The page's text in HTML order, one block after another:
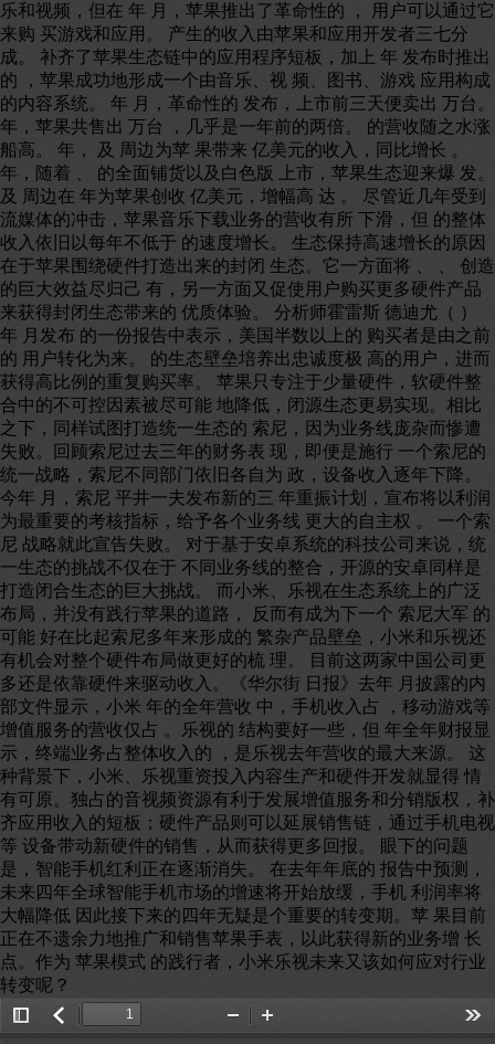
乐和视频，但在 年 月，苹果推出了革命性的 ， 用户可以通过它
来购 买游戏和应用。 产生的收入由苹果和应用开发者三七分
成。 补齐了苹果生态链中的应用程序短板，加上 年 发布时推出
的 ，苹果成功地形成一个由音乐、视 频、图书、游戏 应用构成
的内容系统。 年 月，革命性的 发布，上市前三天便卖出 万台。
年，苹果共售出 万台 ，几乎是一年前的两倍。 的营收随之水涨
船高。 年， 及 周边为苹 果带来 亿美元的收入，同比增长 。
年，随着 、 的全面铺货以及白色版 上市，苹果生态迎来爆 发。
及 周边在 年为苹果创收 亿美元，增幅高 达 。 尽管近几年受到
流媒体的冲击，苹果音乐下载业务的营收有所 下滑，但 的整体
收入依旧以每年不低于 的速度增长。 生态保持高速增长的原因
在于苹果围绕硬件打造出来的封闭 生态。它一方面将 、 、 创造
的巨大效益尽归己 有，另一方面又促使用户购买更多硬件产品
来获得封闭生态带来的 优质体验。 分析师霍雷斯 德迪尤（ ）
年 月发布 的一份报告中表示，美国半数以上的 购买者是由之前
的 用户转化为来。 的生态壁垒培养出忠诚度极 高的用户，进而
获得高比例的重复购买率。 苹果只专注于少量硬件，软硬件整
合中的不可控因素被尽可能 地降低，闭源生态更易实现。相比
之下，同样试图打造统一生态的 索尼，因为业务线庞杂而惨遭
失败。回顾索尼过去三年的财务表 现，即便是施行 一个索尼的
统一战略，索尼不同部门依旧各自为 政，设备收入逐年下降。
今年 月，索尼 平井一夫发布新的三 年重振计划，宣布将以利润
为最重要的考核指标，给予各个业务线 更大的自主权 。 一个索
尼 战略就此宣告失败。 对于基于安卓系统的科技公司来说，统
一生态的挑战不仅在于 不同业务线的整合，开源的安卓同样是
打造闭合生态的巨大挑战。 而小米、乐视在生态系统上的广泛
布局，并没有践行苹果的道路， 反而有成为下一个 索尼大军 的
可能 好在比起索尼多年来形成的 繁杂产品壁垒，小米和乐视还
有机会对整个硬件布局做更好的梳 理。 目前这两家中国公司更
多还是依靠硬件来驱动收入。《华尔街 日报》去年 月披露的内
部文件显示，小米 年的全年营收 中，手机收入占 ，移动游戏等
增值服务的营收仅占 。乐视的 结构要好一些，但 年全年财报显
示，终端业务占整体收入的 ，是乐视去年营收的最大来源。 这
种背景下，小米、乐视重资投入内容生产和硬件开发就显得 情
有可原。独占的音视频资源有利于发展增值服务和分销版权，补
齐应用收入的短板；硬件产品则可以延展销售链，通过手机电视
等 设备带动新硬件的销售，从而获得更多回报。 眼下的问题
是，智能手机红利正在逐渐消失。 在去年年底的 报告中预测，
未来四年全球智能手机市场的增速将开始放缓，手机 利润率将
大幅降低 因此接下来的四年无疑是个重要的转变期。苹 果目前
正在不遗余力地推广和销售苹果手表，以此获得新的业务增 长
点。作为 苹果模式 的践行者，小米乐视未来又该如何应对行业
转变呢？
Toggle返
Zoom